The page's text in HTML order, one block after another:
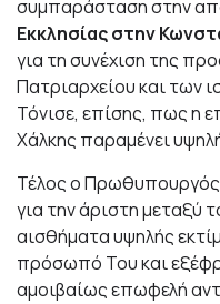
συμπαράσταση στην
Εκκλησίας στην
για τη συνέχιση της
Πατριαρχείου και των
Τόνισε, επίσης, πως η
Χάλκης παραμένει
Τέλος ο Πρωθυπουργός
για την άριστη μεταξύ
αισθήματα υψηλής
πρόσωπό Του και
αμοιβαίως επωφελή